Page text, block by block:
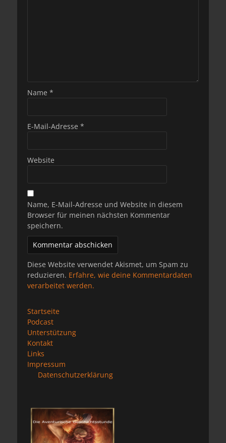
Name *
E-Mail-Adresse *
Website
Name, E-Mail-Adresse und Website in diesem
Browser für meinen nächsten Kommentar
speichern.
Diese Website verwendet Akismet, um Spam zu
reduzieren. Erfahre, wie deine Kommentardaten
verarbeitet werden.
Startseite
Podcast
Unterstützung
Kontakt
Links
Impressum
Datenschutzerklärung